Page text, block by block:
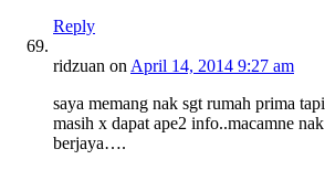
Reply
ridzuan on April 14, 2014 9:27 am
saya memang nak sgt rumah prima
masih x dapat ape2 info..macamne
berjaya….